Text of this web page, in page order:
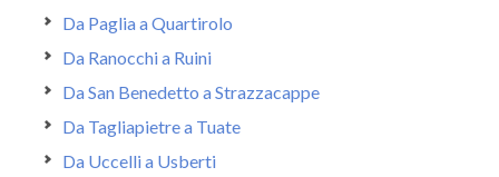
Da Paglia a Quartirolo
Da Ranocchi a Ruini
Da San Benedetto a Strazzacappe
Da Tagliapietre a Tuate
Da Uccelli a Usberti